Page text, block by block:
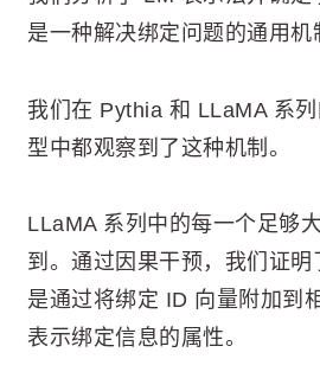
是一种解决绑定问题的通用机
我们在 Pythia 和 LLaMA 系
型中都观察到了这种机制。
LLaMA 系列中的每一个足够
到。通过因果干预，我们证
是通过将绑定 ID 向量附加到
表示绑定信息的属性。